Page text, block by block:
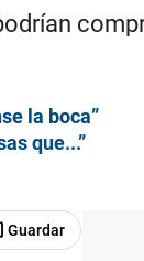
la boca”
que...”
Guardar